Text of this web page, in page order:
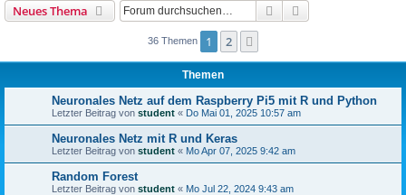
Neues Thema Suche
36 Themen 1 2
Themen
Neuronales Netz auf dem Raspberry Pi5 mit R und Python
Letzter Beitrag von student « Do Mai 01, 2025 10:57 am
Neuronales Netz mit R und Keras
Letzter Beitrag von student « Mo Apr 07, 2025 9:42 am
Random Forest
Letzter Beitrag von student « Mo Jul 22, 2024 9:43 am